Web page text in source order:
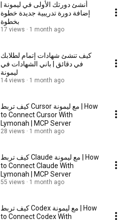
أنشئ دورتك الأولى في ليمونة |
إضافة دورة تدريبية جديدة خطوة
بخطوة
17 views 1 month ago
كيف تنشئ شهادات إتمام لطلابك
في دقائق | باني الشهادات في
ليمونة
14 views 1 month ago
كيف تربط Cursor مع ليمونة | How
to Connect Cursor With
Lymonah | MCP Server
28 views 1 month ago
كيف تربط Claude مع ليمونة | How
to Connect Claude With
Lymonah | MCP Server
55 views 1 month ago
كيف تربط Codex مع ليمونة | How
to Connect Codex With